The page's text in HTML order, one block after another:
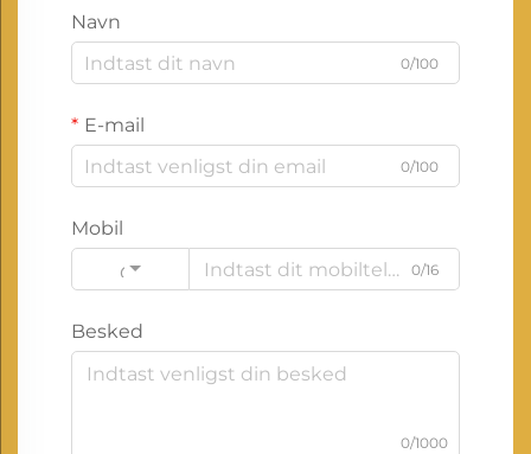
Navn
0/100
E-mail
0/100
Mobil
Code
0/16
Besked
0/1000